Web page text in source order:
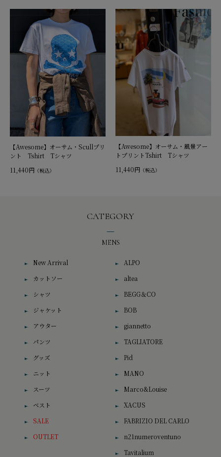
【Awesome】オーサム・Scullプリ
ント Tshirt Tシャツ
11,440円 （税込）
【Awesome】オーサム・風景アー
トプリントTshirt Tシャツ
11,440円 （税込）
CATEGORY
MENS
New Arrival
カットソー
シャツ
ジャケット
アウター
パンツ
グッズ
ニット
スーツ
ベスト
SALE
OUTLET
ALPO
altea
BEGG＆CO
BOB
giannetto
TAGLIATORE
Pid
MANO
Marco&Louise
XACUS
FABRIZIO DEL CARLO
n21numeroventuno
Tavitalium